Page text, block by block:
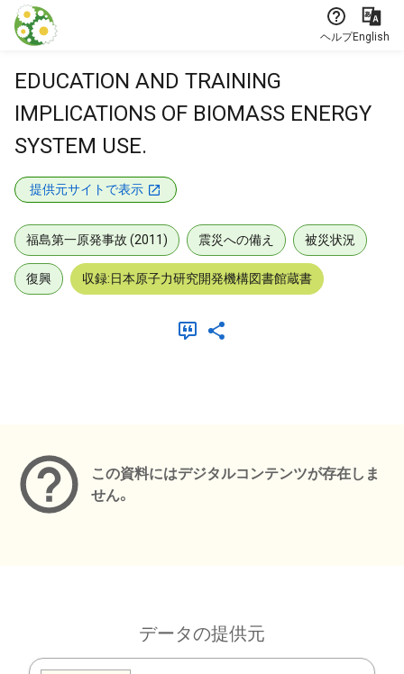
本文に飛ぶ
ヘルプEnglish
EDUCATION AND TRAINING
IMPLICATIONS OF BIOMASS ENERGY
SYSTEM USE.
提供元サイトで表示
福島第一原発事故 (2011) 震災への備え 被災状況
復興 収録:日本原子力研究開発機構図書館蔵書
この資料にはデジタルコンテンツが存在しま
せん。
データの提供元